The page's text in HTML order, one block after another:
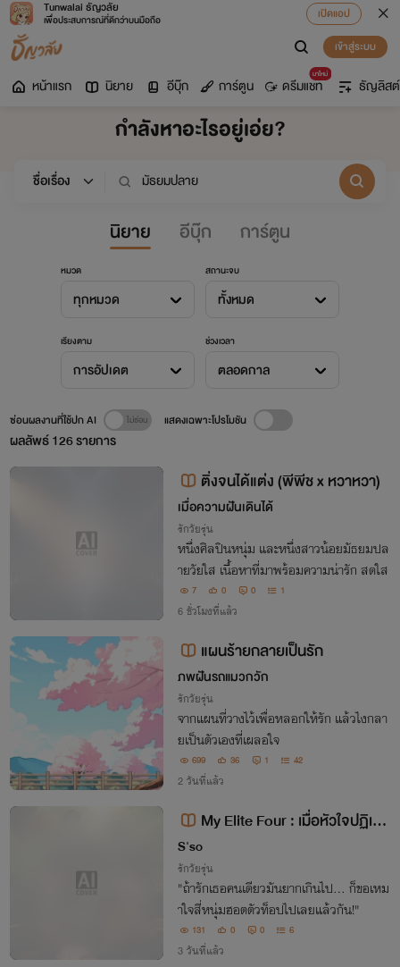
Tunwalai ธัญวลัย
เพื่อประสบการณ์ที่ดีกว่าบนมือถือ
เปิดแอป
เข้าสู่ระบบ
หน้าแรก นิยาย อีบุ๊ก การ์ตูน
มาใหม่
ดรีมแชท ธัญลิสต์
กำลังหาอะไรอยู่เอ่ย?
นิยาย อีบุ๊ก การ์ตูน
หมวด
ทุกหมวด
สถานะจบ
ทั้งหมด
เรียงตาม
การอัปเดต
ช่วงเวลา
ตลอดกาล
ผลลัพธ์126รายการ
ซ่อนผลงานที่ใช้ปก AI แสดงเฉพาะโปรโมชัน
ติ่งจนได้แต่ง (พีพีช x หวาหวา)
เมื่อความฝันเดินได้
รักวัยรุ่น
หนึ่งศิลปินหนุ่ม และหนึ่งสาวน้อยมัธยมปล
ายวัยใส เนื้อหาที่มาพร้อมความน่ารัก สดใส
7 0 0 1
6 ชั่วโมงที่แล้ว
แผนร้ายกลายเป็นรัก
ภพฝันรถแมวกวัก
รักวัยรุ่น
จากแผนที่วางไว้เพื่อหลอกให้รัก แล้วไงกลา
ยเป็นตัวเองที่เผลอใจ
699 36 1 42
2 วันที่แล้ว
My Elite Four : เมื่อหัวใจปฏิเสธ
ไม่เป็น
S'so
รักวัยรุ่น
"ถ้ารักเธอคนเดียวมันยากเกินไป... ก็ขอเหม
าใจสี่หนุ่มฮอตตัวท็อปไปเลยแล้วกัน!"
131 0 0 6
3 วันที่แล้ว